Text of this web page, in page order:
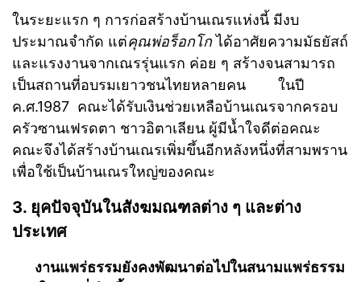
ในระยะแรก ๆ การก่อสร้างบ้านเณรแห่งนี้ มีงบ
ประมาณจำกัด แต่คุณพ่อร็อกโกได้อาศัยความมัธยัสถ์
และแรงงานจากเณรรุ่นแรก ค่อย ๆ สร้างจนสามารถ
เป็นสถานที่อบรมเยาวชนไทยหลายคน ในปี
ค.ศ.1987 คณะได้รับเงินช่วยเหลือบ้านเณรจากครอบ
ครัวซานเฟรดตา ชาวอิตาเลียน ผู้มีน้ำใจดีต่อคณะ
คณะจึงได้สร้างบ้านเณรเพิ่มขึ้นอีกหลังหนึ่งที่สามพราน
เพื่อใช้เป็นบ้านเณรใหญ่ของคณะ
3. ยุคปัจจุบันในสังฆมณฑลต่าง ๆ และต่าง
ประเทศ
งานแพร่ธรรมยังคงพัฒนาต่อไปในสนามแพร่ธรรม